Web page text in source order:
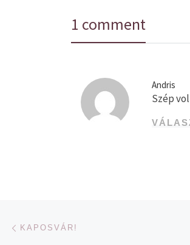
1 comment
Andris
Szép
Navigálás a
KAPOSVÁR!